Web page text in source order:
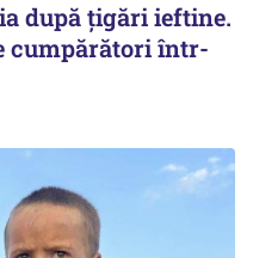
după țigări ieftine.
cumpărători într-